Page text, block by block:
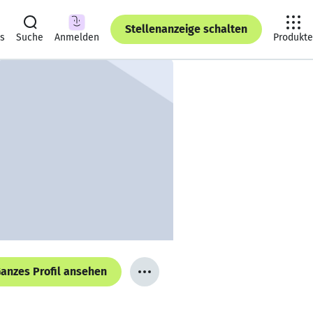
Suche Anmelden
Stellenanzeige schalten
Produkte
Profil ansehen